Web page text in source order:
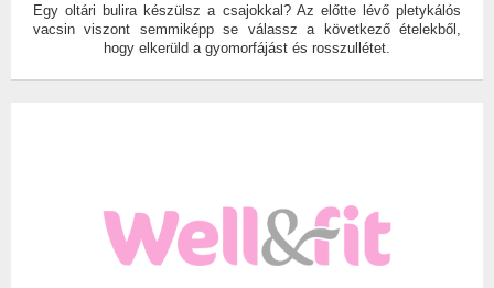
Egy oltári bulira készülsz a csajokkal? Az előtte lévő pletykálós
vacsin viszont semmiképp se válassz a következő ételekből,
hogy elkerüld a gyomorfájást és rosszullétet.